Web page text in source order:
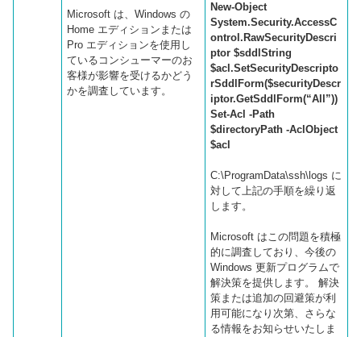
Microsoft は、Windows の
Home エディションまたは
Pro エディションを使用し
ているコンシューマーのお
客様が影響を受けるかどう
かを調査しています。
New-Object
System.Security.AccessC
ontrol.RawSecurityDescri
ptor $sddlString
$acl.SetSecurityDescripto
rSddlForm($securityDescr
iptor.GetSddlForm(“All”))
Set-Acl -Path
$directoryPath -AclObject
$acl
C:\ProgramData\ssh\logs に
対して上記の手順を繰り返
します。
Microsoft はこの問題を積極
的に調査しており、今後の
Windows 更新プログラムで
解決策を提供します。 解決
策または追加の回避策が利
用可能になり次第、さらな
る情報をお知らせいたしま